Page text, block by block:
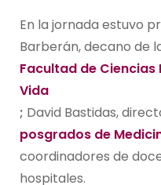
En la jornada estuvo
Barberán, decano de
Facultad de Ciencias
Vida
; David Bastidas,
posgrados de
coordinadores de
hospitales.